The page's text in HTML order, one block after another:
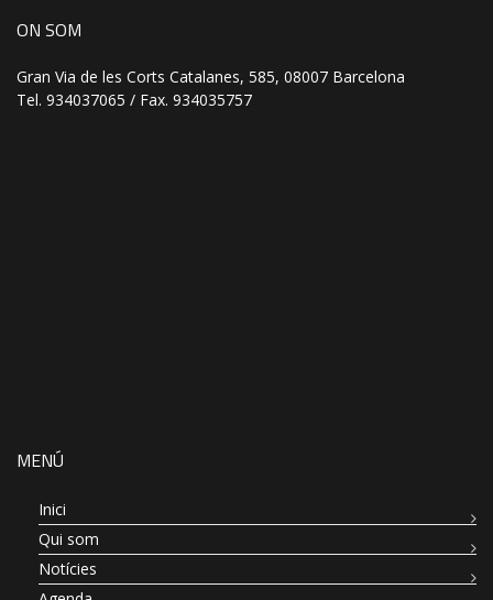
ON SOM
Gran Via de les Corts Catalanes, 585, 08007 Barcelona
Tel. 934037065 / Fax. 934035757
MENÚ
Inici
Qui som
Notícies